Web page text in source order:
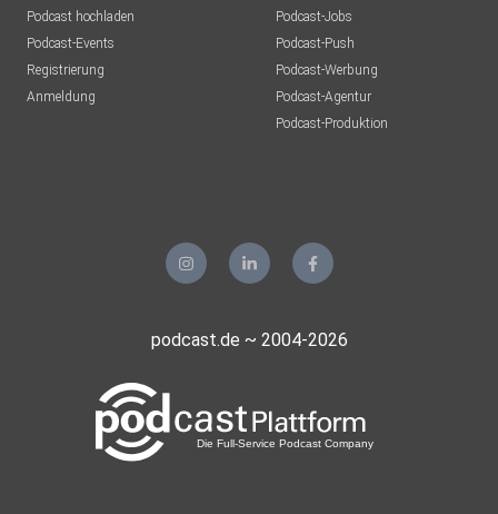
Podcast hochladen
Podcast-Events
Registrierung
Anmeldung
Podcast-Jobs
Podcast-Push
Podcast-Werbung
Podcast-Agentur
Podcast-Produktion
podcast.de ~ 2004-2026